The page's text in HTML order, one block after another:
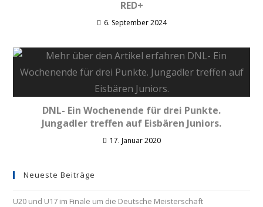
RED+
6. September 2024
DNL- Ein Wochenende für drei Punkte.
Jungadler treffen auf Eisbären Juniors.
17. Januar 2020
Neueste Beiträge
U20 und U17 im Finale um die Deutsche Meisterschaft